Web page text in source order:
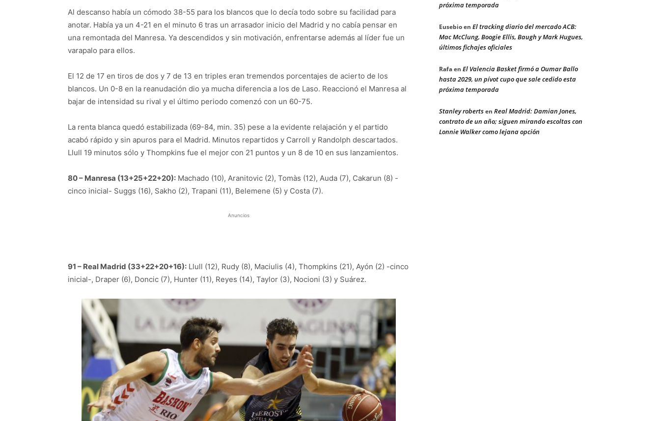
Al descanso había un cómodo 38-55 para los blancos que lo decía todo sobre su facilidad para
anotar. Había ya un 4-21 en el minuto 6 tras un arrasador inicio del Madrid y no cabía pensar en
una remontada del Manresa. Ya descendidos y sin motivación, enfrentarse además al líder fue un
varapalo para ellos.
El 12 de 17 en tiros de dos y 7 de 13 en triples eran tremendos porcentajes de acierto de los
blancos. Un 0-8 en la reanudación dio ya mucha diferencia a los de Laso. Reaccionó el Manresa al
bajar de intensidad su rival y el último periodo comenzó con un 60-75.
La renta blanca quedó estabilizada (69-84, min. 35) pese a la evidente relajación y el partido
acabó rápido y sin apuros para el Madrid. Minutos repartidos y Carroll y Randolph descartados.
Llull 19 minutos sólo y Thompkins fue el mejor con 21 puntos y un 8 de 10 en sus lanzamientos.
80 – Manresa (13+25+22+20): Machado (10), Aranitovic (2), Tomàs (12), Auda (7), Cakarun (8) -
cinco inicial- Suggs (16), Sakho (2), Trapani (11), Belemene (5) y Costa (7).
Anuncios
91 – Real Madrid (33+22+20+16): Llull (12), Rudy (8), Maciulis (4), Thompkins (21), Ayón (2) -cinco
inicial-, Draper (6), Doncic (7), Hunter (11), Reyes (14), Taylor (3), Nocioni (3) y Suárez.
próxima temporada
Eusebioen El tracking diario del mercado ACB:
Mac McClung, Boogie Ellis, Baugh y Mark Hugues,
últimos fichajes oficiales
Rafaen El Valencia Basket firmó a Oumar Ballo
hasta 2029, un pívot cupo que sale cedido esta
próxima temporada
Stanley robertsen Real Madrid: Damian Jones,
contrato de un año; siguen mirando escoltas con
Lonnie Walker como lejana opción